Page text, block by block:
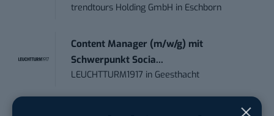
trendtours Holding GmbH in Eschborn
Content Manager (m/w/g) mit
Schwerpunkt Socia...
LEUCHTTURM1917 in Geesthacht